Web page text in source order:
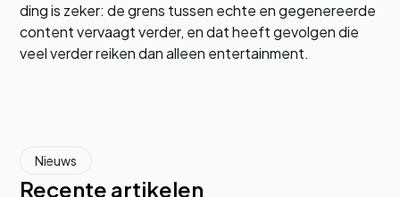
ding is zeker: de grens tussen echte en gegenereerde
content vervaagt verder, en dat heeft gevolgen die
veel verder reiken dan alleen entertainment.
Nieuws
Recente artikelen